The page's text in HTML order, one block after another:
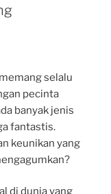
selalu
pecinta
banyak jenis
fantastis.
keunikan yang
di dunia yang